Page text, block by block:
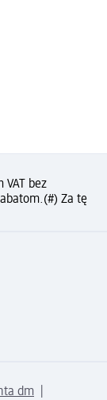
VAT bez
(#) Za tę
dm